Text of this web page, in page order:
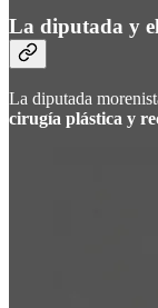
La diputada y
La diputada
cirugía plástica y